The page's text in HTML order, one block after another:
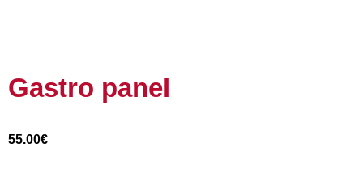
Gastro panel
55.00€